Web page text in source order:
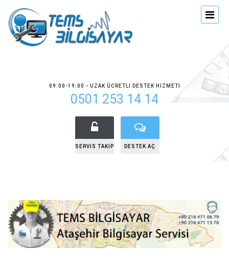
09:00-19:00 - UZAK ÜCRETLI DESTEK HIZMETI
0501 253 14 14
SERVIS TAKIP DESTEK AÇ